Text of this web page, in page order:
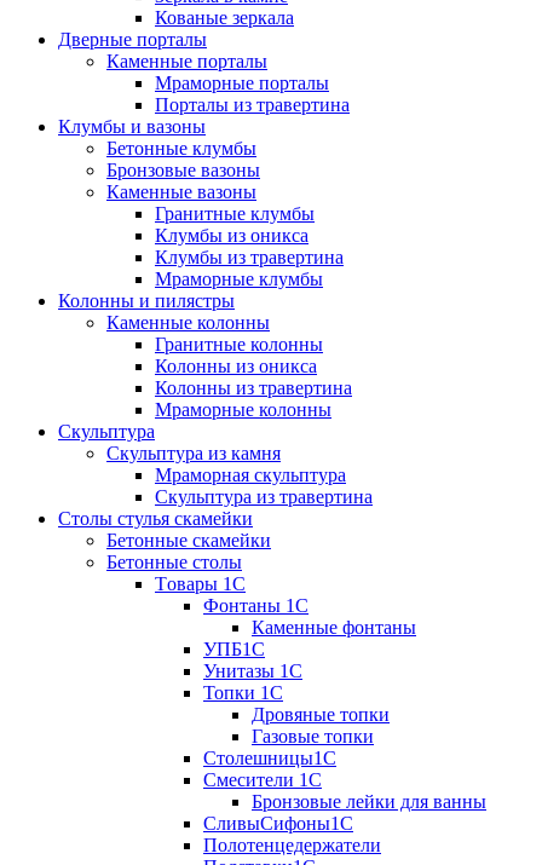
Кованые зеркала
Дверные порталы
Каменные порталы
Мраморные порталы
Порталы из травертина
Клумбы и вазоны
Бетонные клумбы
Бронзовые вазоны
Каменные вазоны
Гранитные клумбы
Клумбы из оникса
Клумбы из травертина
Мраморные клумбы
Колонны и пилястры
Каменные колонны
Гранитные колонны
Колонны из оникса
Колонны из травертина
Мраморные колонны
Скульптура
Скульптура из камня
Мраморная скульптура
Скульптура из травертина
Столы стулья скамейки
Бетонные скамейки
Бетонные столы
Tовары 1C
Фонтаны 1C
Каменные фонтаны
УПБ1С
Унитазы 1С
Топки 1С
Дровяные топки
Газовые топки
Столешницы1С
Смесители 1С
Бронзовые лейки для ванны
СливыСифоны1С
Полотенцедержатели